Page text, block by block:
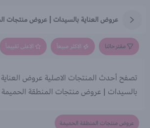
مقترحاتنا الاكثر مبيعاً الاعلى تقييماً
تصفح أحدث المنتجات الاصلية عروض العناية
بالسيدات | عروض منتجات المنطقة الحميمة
عروض منتجات المنطقة الحميمة